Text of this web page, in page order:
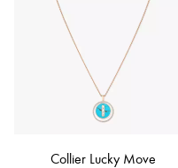
Collier Lucky Move